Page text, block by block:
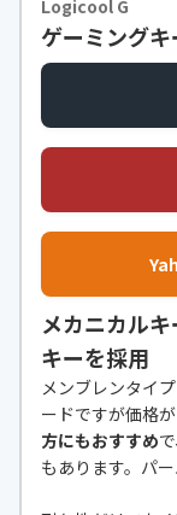
Logicool G
ゲーミング
メカニカル
キーを採用
メンブレンタイ
ードですが価格
方にもおすすめ
もあります。パ